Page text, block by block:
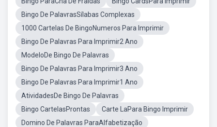
Bingo De PalavrasSílabas Complexas
1000 Cartelas De BingoNumeros Para Imprimir
Bingo De Palavras Para Imprimir2 Ano
ModeloDe Bingo De Palavras
Bingo De Palavras Para Imprimir3 Ano
Bingo De Palavras Para Imprimir1 Ano
AtividadesDe Bingo De Palavras
Bingo CartelasProntas
Carte LaPara Bingo Imprimir
Domino De Palavras ParaAlfabetização